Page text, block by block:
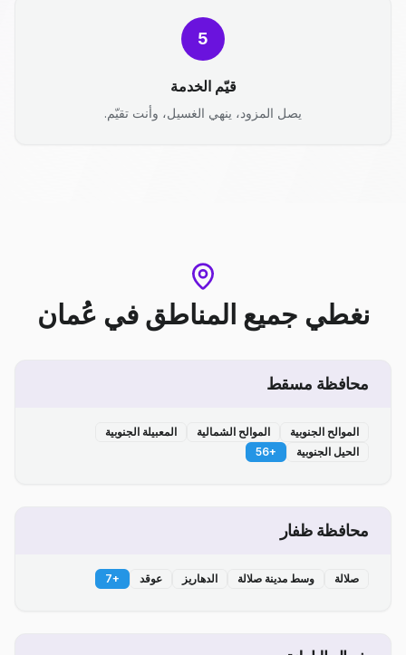
5
قيّم الخدمة
يصل المزود، ينهي الغسيل، وأنت تقيّم.
نغطي جميع المناطق في عُمان
محافظة مسقط
الموالح الجنوبية الموالح الشمالية
المعبيلة الجنوبية
الحيل الجنوبية
+
56
محافظة ظفار
صلالة وسط مدينة صلالة الدهاريز عوقد +
7